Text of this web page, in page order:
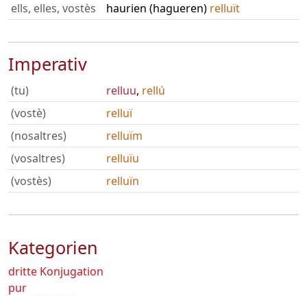
ells, elles, vostès
haurien (hagueren) relluït
Imperativ
(tu) relluu, rellú
(vostè)
relluï
(nosaltres)
relluïm
(vosaltres)
relluïu
(vostès)
relluïn
Kategorien
dritte Konjugation
pur